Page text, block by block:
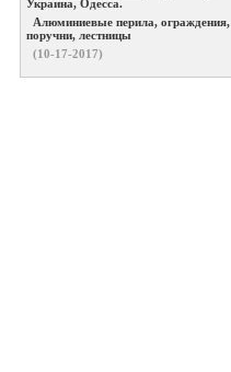
Украина, Одесса.
Алюминиевые перила, ограждения,
поручни, лестницы
(10-17-2017)